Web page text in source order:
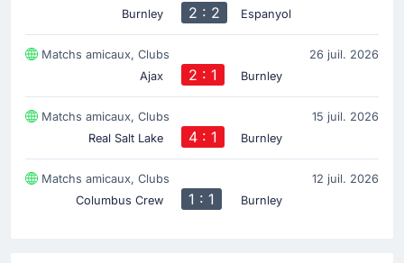
Burnley
2 : 2 Espanyol
Matchs amicaux, Clubs
26 juil. 2026
Ajax
2 : 1 Burnley
Matchs amicaux, Clubs
15 juil. 2026
Real Salt Lake
4 : 1 Burnley
Matchs amicaux, Clubs
12 juil. 2026
Columbus Crew
1 : 1 Burnley